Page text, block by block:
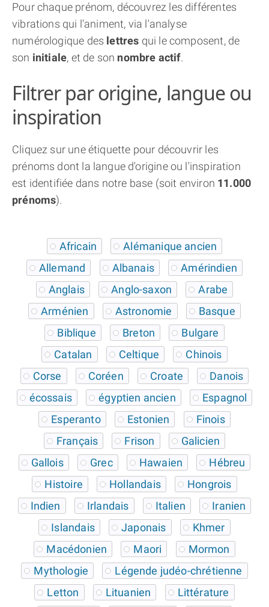
Pour chaque prénom, découvrez les différentes
vibrations qui l'animent, via l'analyse
numérologique des lettres qui le composent, de
son initiale, et de son nombre actif.
Filtrer par origine, langue ou
inspiration
Cliquez sur une étiquette pour découvrir les
prénoms dont la langue d'origine ou l'inspiration
est identifiée dans notre base (soit environ 11.000
prénoms).
Africain
Alémanique ancien
Allemand
Albanais
Amérindien
Anglais
Anglo-saxon
Arabe
Arménien
Astronomie
Basque
Biblique
Breton
Bulgare
Catalan
Celtique
Chinois
Corse
Coréen Croate
Danois
écossais
égyptien ancien
Espagnol
Esperanto
Estonien
Finois
Français
Frison
Galicien
Gallois
Grec Hawaien
Hébreu
Histoire
Hollandais
Hongrois
Indien
Irlandais Italien
Iranien
Islandais
Japonais
Khmer
Macédonien
Maori
Mormon
Mythologie
Légende judéo-chrétienne
Letton
Lituanien
Littérature
(À PROPOS)